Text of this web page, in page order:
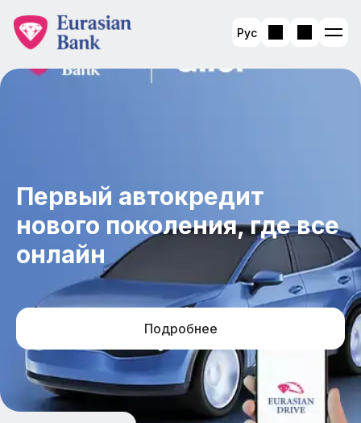
Рус
Первый автокредит
нового поколения, где все
онлайн
Подробнее